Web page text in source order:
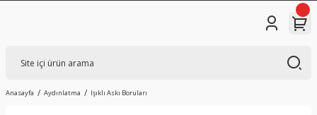
Anasayfa Aydınlatma Işıklı Askı Boruları